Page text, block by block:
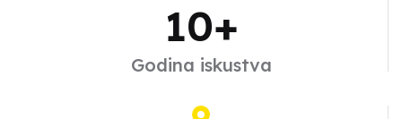
10+
Godina iskustva
Obuka za B kategoriju
automobile uz našu školu vožnje! Kategorija B